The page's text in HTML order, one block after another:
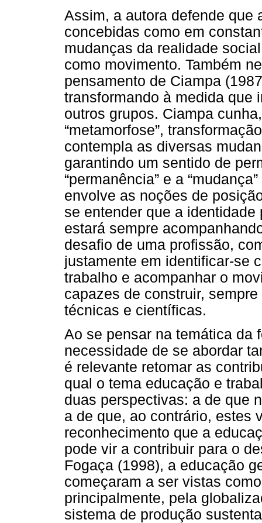
Assim, a autora defende que
concebidas como em
mudanças da realidade
como movimento. Também
pensamento de Ciampa
transformando à medida que
outros grupos. Ciampa
“metamorfose”,
contempla as diversas
garantindo um sentido de
“permanência” e a
envolve as noções de
se entender que a
estará sempre
desafio de uma profissão,
justamente em identificar-se
trabalho e acompanhar o
capazes de construir,
técnicas e científicas.
Ao se pensar na temática da
necessidade de se abordar
é relevante retomar as
qual o tema educação e
duas perspectivas: a de que
a de que, ao contrário, estes
reconhecimento que a
pode vir a contribuir para o
Fogaça (1998), a educação
começaram a ser vistas
principalmente, pela
sistema de produção